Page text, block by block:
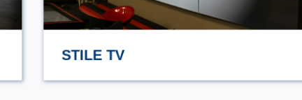
HASAMAMI ECO TRULLO